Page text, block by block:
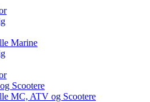
Marine
Scootere
MC, ATV og Scootere